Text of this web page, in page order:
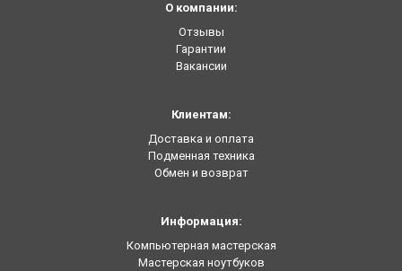
О компании:
Отзывы
Гарантии
Вакансии
Клиентам:
Доставка и оплата
Подменная техника
Обмен и возврат
Информация:
Компьютерная мастерская
Мастерская ноутбуков